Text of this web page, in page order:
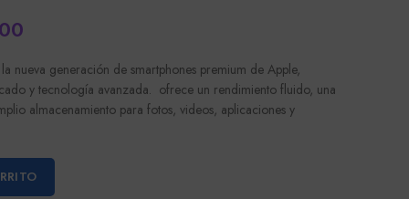
nueva generación de smartphones premium de Apple,
y tecnología avanzada. ofrece un rendimiento fluido, una
almacenamiento para fotos, videos, aplicaciones y